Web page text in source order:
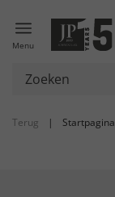
Menu
Terug | Startpagina